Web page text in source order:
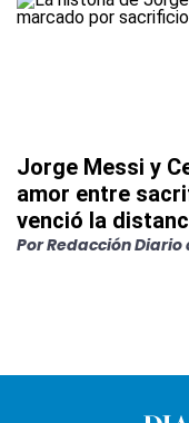
Jorge Messi y
amor entre
venció la
PorRedacción Diario